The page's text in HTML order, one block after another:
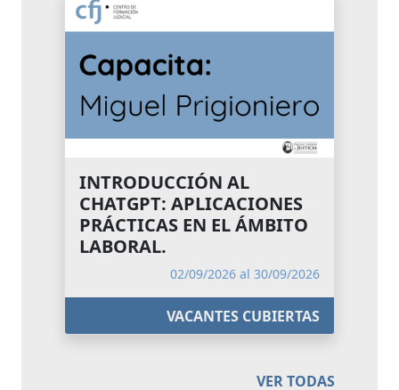
INTRODUCCIÓN AL
CHATGPT: APLICACIONES
PRÁCTICAS EN EL ÁMBITO
LABORAL.
02/09/2026 al 30/09/2026
VACANTES CUBIERTAS
VER TODAS